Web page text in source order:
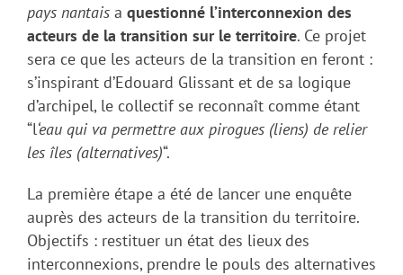
pays nantais a questionné l’interconnexion des
acteurs de la transition sur le territoire. Ce projet
sera ce que les acteurs de la transition en feront :
s’inspirant d’Edouard Glissant et de sa logique
d’archipel, le collectif se reconnaît comme étant
“l‘eau qui va permettre aux pirogues (liens) de relier
les îles (alternatives)“.
La première étape a été de lancer une enquête
auprès des acteurs de la transition du territoire.
Objectifs : restituer un état des lieux des
interconnexions, prendre le pouls des alternatives